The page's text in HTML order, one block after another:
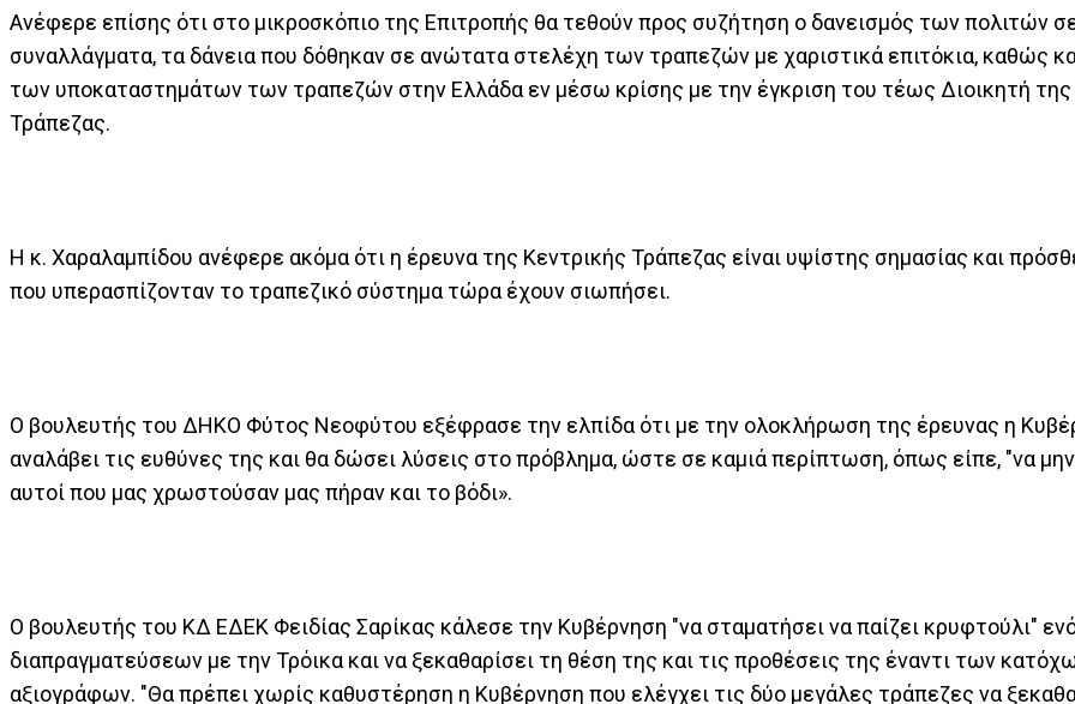
Ανέφερε επίσης ότι στο μικροσκόπιο της Επιτροπής θα τεθούν προς συζήτηση ο δανεισμός των πολιτών
συναλλάγματα, τα δάνεια που δόθηκαν σε ανώτατα στελέχη των τραπεζών με χαριστικά επιτόκια, καθώς
των υποκαταστημάτων των τραπεζών στην Ελλάδα εν μέσω κρίσης με την έγκριση του τέως Διοικητή της
Τράπεζας.
Η κ. Χαραλαμπίδου ανέφερε ακόμα ότι η έρευνα της Κεντρικής Τράπεζας είναι υψίστης σημασίας και
που υπερασπίζονταν το τραπεζικό σύστημα τώρα έχουν σιωπήσει.
Ο βουλευτής του ΔΗΚΟ Φύτος Νεοφύτου εξέφρασε την ελπίδα ότι με την ολοκλήρωση της έρευνας η
αναλάβει τις ευθύνες της και θα δώσει λύσεις στο πρόβλημα, ώστε σε καμιά περίπτωση, όπως είπε, "να
αυτοί που μας χρωστούσαν μας πήραν και το βόδι».
Ο βουλευτής του ΚΔ ΕΔΕΚ Φειδίας Σαρίκας κάλεσε την Κυβέρνηση "να σταματήσει να παίζει κρυφτούλι"
διαπραγματεύσεων με την Τρόικα και να ξεκαθαρίσει τη θέση της και τις προθέσεις της έναντι των
αξιογράφων. "Θα πρέπει χωρίς καθυστέρηση η Κυβέρνηση που ελέγχει τις δύο μεγάλες τράπεζες να